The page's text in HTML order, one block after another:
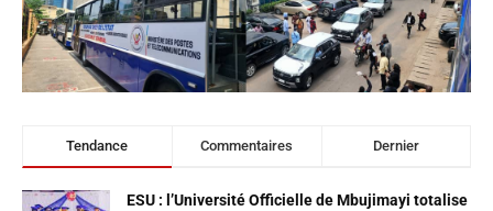
Tendance Commentaires Dernier
ESU : l’Université Officielle de Mbujimayi totalise